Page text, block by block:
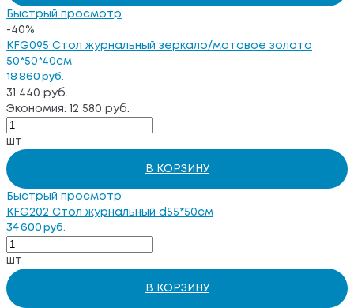
Быстрый просмотр
-40%
KFG095 Стол журнальный зеркало/матовое золото
50*50*40см
18 860 руб.
31 440 руб.
Экономия: 12 580 руб.
шт
В КОРЗИНУ
Быстрый просмотр
KFG202 Стол журнальный d55*50см
34 600 руб.
шт
В КОРЗИНУ